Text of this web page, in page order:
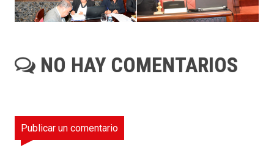
NO HAY COMENTARIOS
Publicar un comentario